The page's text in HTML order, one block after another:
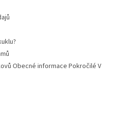
Obecné informace Pokročilé V